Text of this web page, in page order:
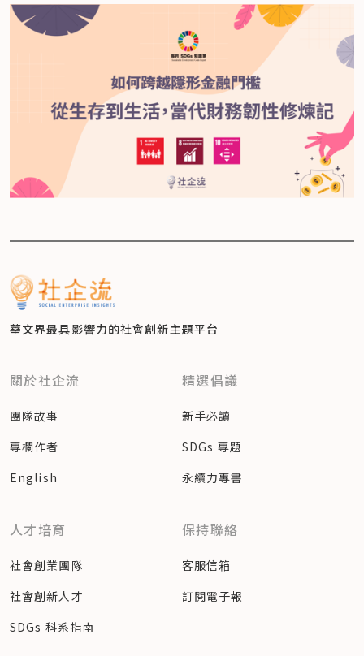
華文界最具影響力的社會創新主題平台
關於社企流
團隊故事
專欄作者
English
精選倡議
新手必讀
SDGs 專題
永續力專書
人才培育
社會創業團隊
社會創新人才
SDGs 科系指南
保持聯絡
客服信箱
訂閱電子報